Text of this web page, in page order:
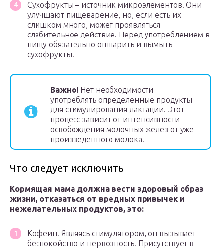
Сухофрукты – источник микроэлементов. Они
улучшают пищеварение, но, если есть их
слишком много, может проявляться
слабительное действие. Перед употреблением в
пищу обязательно ошпарить и вымыть
сухофрукты.
Важно! Нет необходимости
употреблять определенные продукты
для стимулирования лактации. Этот
процесс зависит от интенсивности
освобождения молочных желез от уже
произведенного молока.
Что следует исключить
Кормящая мама должна вести здоровый образ
жизни, отказаться от вредных привычек и
нежелательных продуктов, это:
Кофеин. Являясь стимулятором, он вызывает
беспокойство и нервозность. Присутствует в